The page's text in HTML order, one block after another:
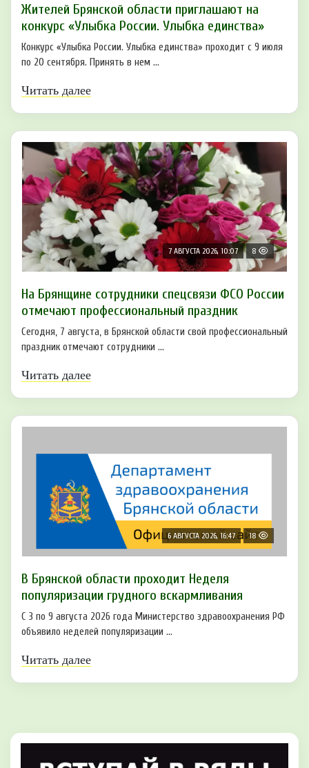
Жителей Брянской области приглашают на
конкурс «Улыбка России. Улыбка единства»
Конкурс «Улыбка России. Улыбка единства» проходит с 9 июля
по 20 сентября. Принять в нем ...
Читать далее
7 АВГУСТА 2026, 10:07 8
На Брянщине сотрудники спецсвязи ФСО России
отмечают профессиональный праздник
Сегодня, 7 августа, в Брянской области свой профессиональный
праздник отмечают сотрудники ...
Читать далее
6 АВГУСТА 2026, 16:47 18
В Брянской области проходит Неделя
популяризации грудного вскармливания
С 3 по 9 августа 2026 года Министерство здравоохранения РФ
объявило неделей популяризации ...
Читать далее